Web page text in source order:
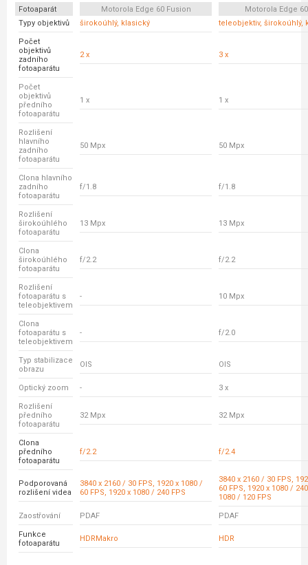
Fotoaparát Motorola Edge 60 Fusion
Motorola Edge
Typy objektivů
širokoúhlý, klasický teleobjektiv, širokoúhlý,
Počet
objektivů
zadního
fotoaparátu
2 x 3 x
Počet
objektivů
předního
fotoaparátu
1 x 1 x
Rozlišení
hlavního
zadního
fotoaparátu
50 Mpx 50 Mpx
Clona hlavního
zadního
fotoaparátu
f/1.8 f/1.8
Rozlišení
širokoúhlého
fotoaparátu
13 Mpx 13 Mpx
Clona
širokoúhlého
fotoaparátu
f/2.2 f/2.2
Rozlišení
fotoaparátu s
teleobjektivem
- 10 Mpx
Clona
fotoaparátu s
teleobjektivem
- f/2.0
Typ stabilizace
obrazu
OIS OIS
Optický zoom - 3 x
Rozlišení
předního
fotoaparátu
32 Mpx 32 Mpx
Clona
předního
fotoaparátu
f/2.2 f/2.4
Podporovaná
rozlišení videa
3840 x 2160 / 30 FPS, 1920 x 1080 /
60 FPS, 1920 x 1080 / 240 FPS
3840 x 2160 / 30 FPS,
60 FPS, 1920 x 1080 /
1080 / 120 FPS
Zaostřování PDAF PDAF
Funkce
fotoaparátu
HDRMakro HDR